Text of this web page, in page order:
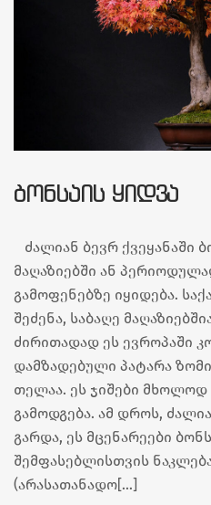
ᲑᲝᲜᲡᲐᲘᲡ ᲧᲘᲓᲕᲐ
ძალიან ბევრ ქვეყანაში
მაღაზიებში ან
გამოფენებზე იყიდება.
შეძენა, საბაღე
ძირითადად ეს ევროპაში
დამზადებული პატარა
თელაა. ეს ჯიშები მხოლოდ
გამოდგება. ამ დროს,
გარდა, ეს მცენარეები
შემფასებლისთვის
(არასათანადო[…]